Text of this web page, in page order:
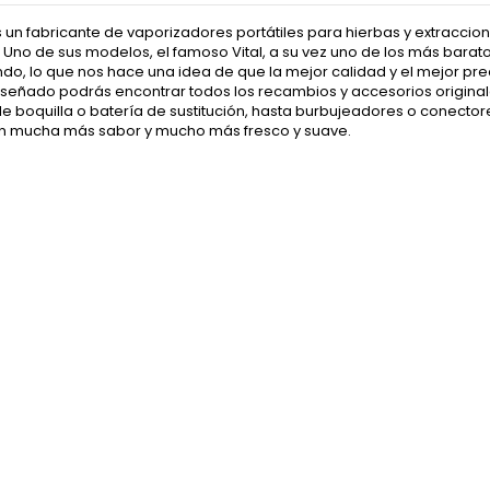
un fabricante de vaporizadores portátiles para hierbas y
de sus modelos, el famoso Vital, a su vez uno de los más
lo que nos hace una idea de que la mejor calidad y el mejor
podrás encontrar todos los recambios y accesorios
boquilla o batería de sustitución, hasta burbujeadores o
mucha más sabor y mucho más fresco y suave.